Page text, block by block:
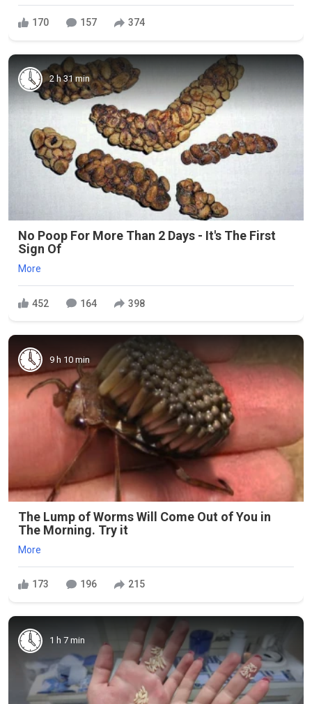
170 157 374
2 h 31 min
No Poop For More Than 2 Days - It's The First
Sign Of
More
452 164 398
9 h 10 min
The Lump of Worms Will Come Out of You in
The Morning. Try it
More
173 196 215
1 h 7 min